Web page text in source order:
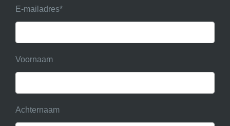
E-mailadres*
Voornaam
Achternaam